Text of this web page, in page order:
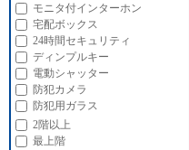
モニタ付インターホン
宅配ボックス
24時間セキュリティ
ディンプルキー
電動シャッター
防犯カメラ
防犯用ガラス
2階以上
最上階